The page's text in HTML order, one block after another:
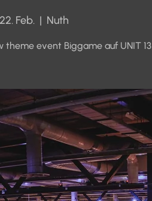
Feb.
  |
Nuth
theme event Biggame auf UNIT 13